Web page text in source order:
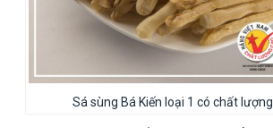
Sá sùng Bá Kiến loại 1 có chất